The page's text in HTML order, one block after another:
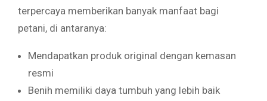
terpercaya memberikan banyak manfaat bagi
petani, di antaranya:
Mendapatkan produk original dengan kemasan
resmi
Benih memiliki daya tumbuh yang lebih baik